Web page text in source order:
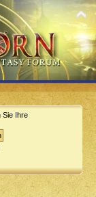
Sie Ihre